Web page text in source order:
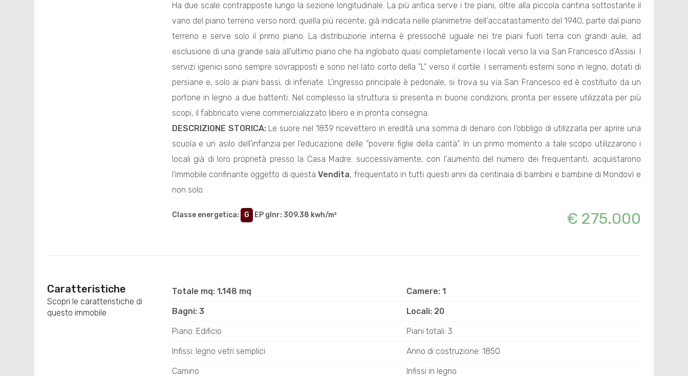
Ha due scale contrapposte lungo la sezione longitudinale. La più antica serve i tre piani, oltre alla piccola cantina sottostante il
vano del piano terreno verso nord; quella più recente, già indicata nelle planimetrie dell'accatastamento del 1940, parte dal piano
terreno e serve solo il primo piano. La distribuzione interna è pressoché uguale nei tre piani fuori terra con grandi aule, ad
esclusione di una grande sala all'ultimo piano che ha inglobato quasi completamente i locali verso la via San Francesco d'Assisi. I
servizi igienici sono sempre sovrapposti e sono nel lato corto della "L" verso il cortile. I serramenti esterni sono in legno, dotati di
persiane e, solo ai piani bassi, di inferiate. L'ingresso principale è pedonale, si trova su via San Francesco ed è costituito da un
portone in legno a due battenti. Nel complesso la struttura si presenta in buone condizioni, pronta per essere utilizzata per più
scopi, il fabbricato viene commercializzato libero e in pronta consegna.
DESCRIZIONE STORICA:Le suore nel 1839 ricevettero in eredità una somma di denaro con l'obbligo di utilizzarla per aprire una
scuola e un asilo dell'infanzia per l'educazione delle "povere figlie della carità". In un primo momento a tale scopo utilizzarono i
locali già di loro proprietà presso la Casa Madre: successivamente, con l'aumento del numero dei frequentanti, acquistarono
l'immobile confinante oggetto di questaVendita, frequentato in tutti questi anni da centinaia di bambini e bambine di Mondovì e
non solo.
Classe energetica: G EP glnr: 309.38 kwh/m² € 275.000
Caratteristiche
Scopri le caratteristiche di
questo immobile
Totale mq: 1.148 mq Camere: 1
Bagni: 3 Locali: 20
Piano: Edificio Piani totali: 3
Infissi: legno vetri semplici Anno di costruzione: 1850
Camino Infissi in legno